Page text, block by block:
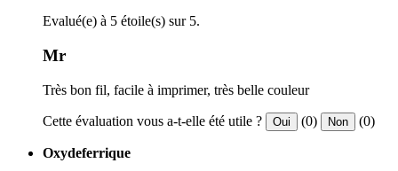
Evalué(e) à 5 étoile(s) sur 5.
Mr
Très bon fil, facile à imprimer, très belle couleur
Cette évaluation vous a-t-elle été utile ? Oui (0) Non (0)
Oxydeferrique